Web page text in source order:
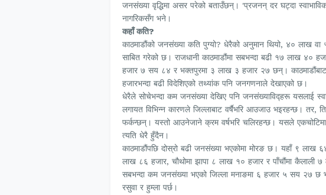
जनसंख्या वृद्धिमा असर परेको बताउँछन्। 'प्रजनन् दर घट्दा
नागरिकसँग भने।
कहाँ कति?
काठमाडौंको जनसंख्या कति पुग्यो? धेरैको अनुमान थियो, ४० लाख
साबित गरेको छ। राजधानी काठमाडौंमा सबभन्दा बढी १७ लाख
हजार ७ सय ८४ र भक्तपुरमा ३ लाख ३ हजार २७ छन्।
हजारभन्दा बढी विदेशिएको तथ्यांक पनि जनगणनाले देखाएको छ।
धेरैले सोचेभन्दा कम जनसंख्या देखिए पनि जनसंख्याविद्हरू यसलाई
लगायत विभिन्न कारणले जिल्लाबाट वर्षैभरि आउजाउ भइरहन्छ। तर,
फर्कन्छन्। यस्तो आउनेजाने क्रम वर्षभरि चलिरहन्छ। यसले
त्यति धेरै हुँदैन।
काठमाडौंपछि दोस्रो बढी जनसंख्या भएकोमा मोरङ छ। यहाँ ९ लाख
लाख ८६ हजार, चौथोमा झापा ८ लाख १० हजार र पाँचौंमा कैलाली
सबभन्दा कम जनसंख्या भएको जिल्ला मनाङमा ६ हजार ५ सय २७ छ
रसुवा र हुम्ला पर्छ।